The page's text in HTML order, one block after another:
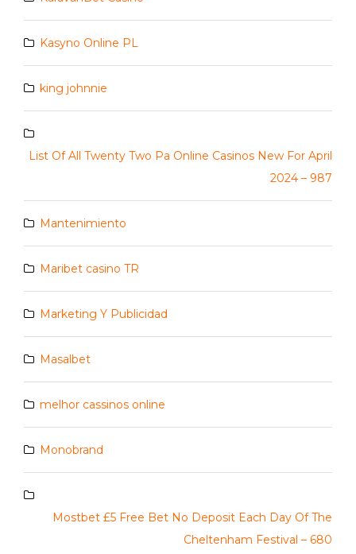
Kasyno Online PL
king johnnie
List Of All Twenty Two Pa Online Casinos New For April
2024 – 987
Mantenimiento
Maribet casino TR
Marketing Y Publicidad
Masalbet
melhor cassinos online
Monobrand
Mostbet £5 Free Bet No Deposit Each Day Of The
Cheltenham Festival – 680